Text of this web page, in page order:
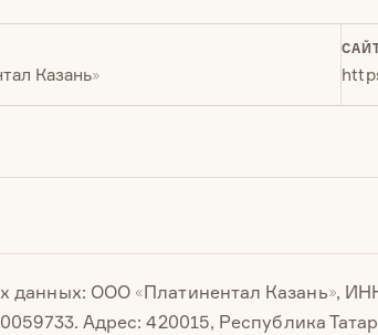
Казань»
данных: ООО «Платинентал Казань»,
Адрес: 420015, Республика